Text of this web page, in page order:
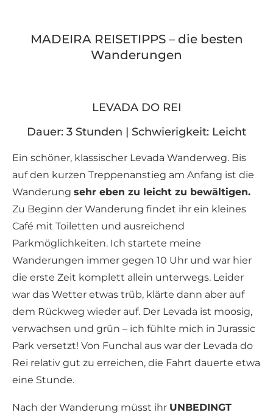
MADEIRA REISETIPPS – die besten
Wanderungen
LEVADA DO REI
Dauer: 3 Stunden | Schwierigkeit: Leicht
Ein schöner, klassischer Levada Wanderweg. Bis
auf den kurzen Treppenanstieg am Anfang ist die
Wanderung sehr eben zu leicht zu bewältigen.
Zu Beginn der Wanderung findet ihr ein kleines
Café mit Toiletten und ausreichend
Parkmöglichkeiten. Ich startete meine
Wanderungen immer gegen 10 Uhr und war hier
die erste Zeit komplett allein unterwegs. Leider
war das Wetter etwas trüb, klärte dann aber auf
dem Rückweg wieder auf. Der Levada ist moosig,
verwachsen und grün – ich fühlte mich in Jurassic
Park versetzt! Von Funchal aus war der Levada do
Rei relativ gut zu erreichen, die Fahrt dauerte etwa
eine Stunde.
Nach der Wanderung müsst ihr UNBEDINGT